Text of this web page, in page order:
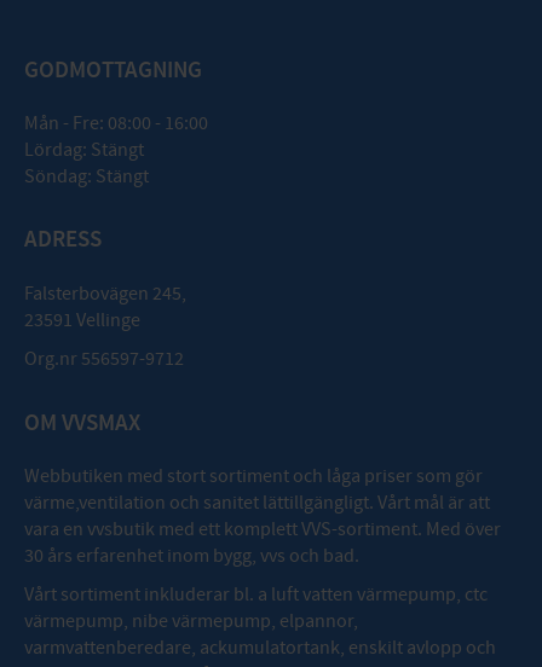
GODMOTTAGNING
Mån - Fre: 08:00 - 16:00
Lördag: Stängt
Söndag: Stängt
ADRESS
Falsterbovägen 245,
23591 Vellinge
Org.nr 556597-9712
OM VVSMAX
Webbutiken med stort sortiment och låga priser som gör
värme,ventilation och sanitet lättillgängligt. Vårt mål är att
vara en vvsbutik med ett komplett VVS-sortiment. Med över
30 års erfarenhet inom bygg, vvs och bad.
Vårt sortiment inkluderar bl. a luft vatten värmepump, ctc
värmepump, nibe värmepump, elpannor,
varmvattenberedare, ackumulatortank, enskilt avlopp och